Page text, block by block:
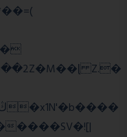
Z.�
����SV�![|